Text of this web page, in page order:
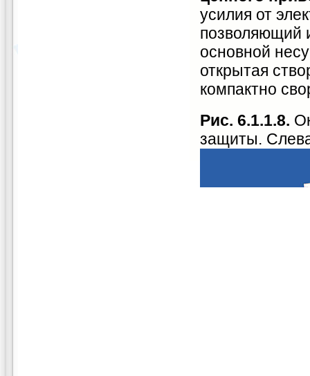
усилия от
позволяющий
основной
открытая
компактно
Рис. 6.1.1.8.
защиты.